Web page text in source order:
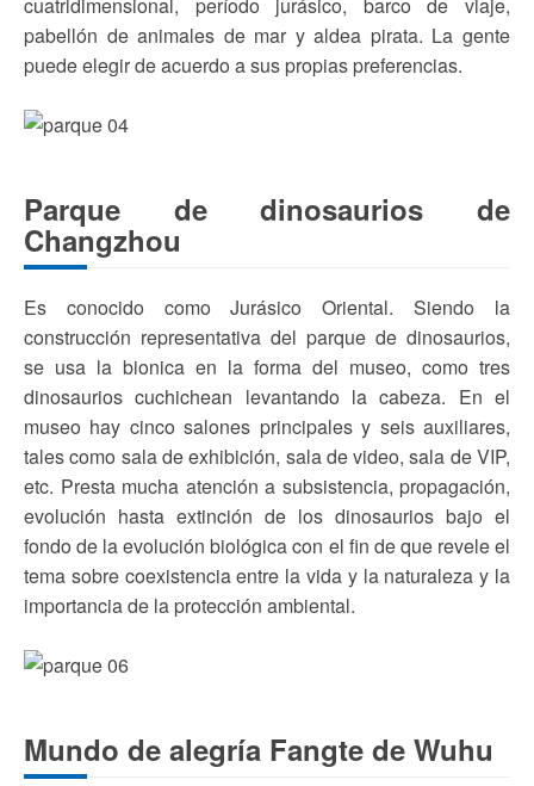
pabellón de animales de mar y aldea pirata. La gente
puede elegir de acuerdo a sus propias preferencias.
Parque de dinosaurios de
Changzhou
Es conocido como Jurásico Oriental. Siendo la
construcción representativa del parque de dinosaurios,
se usa la bionica en la forma del museo, como tres
dinosaurios cuchichean levantando la cabeza. En el
museo hay cinco salones principales y seis auxiliares,
tales como sala de exhibición, sala de video, sala de VIP,
etc. Presta mucha atención a subsistencia, propagación,
evolución hasta extinción de los dinosaurios bajo el
fondo de la evolución biológica con el fin de que revele el
tema sobre coexistencia entre la vida y la naturaleza y la
importancia de la protección ambiental.
Mundo de alegría Fangte de Wuhu